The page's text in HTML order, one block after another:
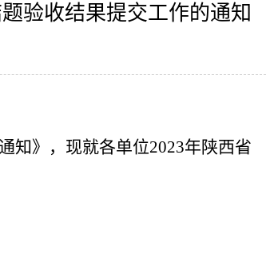
验收结果提交工作的通知
知》，现就各单位2023年陕西省